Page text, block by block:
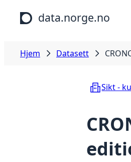
Hopp til hovedinnhold
data.norge.no
Hjem Datasett
Sikt -